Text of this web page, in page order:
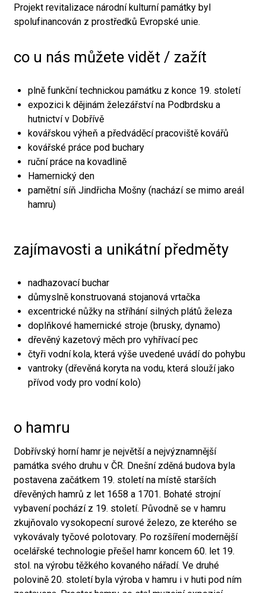
Projekt revitalizace národní kulturní památky byl
spolufinancován z prostředků Evropské unie.
co u nás můžete vidět / zažít
plně funkční technickou památku z konce 19. století
expozici k dějinám železářství na Podbrdsku a
hutnictví v Dobřívě
kovářskou výheň a předváděcí pracoviště kovářů
kovářské práce pod buchary
ruční práce na kovadlině
Hamernický den
pamětní síň Jindřicha Mošny (nachází se mimo areál
hamru)
zajímavosti a unikátní předměty
nadhazovací buchar
důmyslně konstruovaná stojanová vrtačka
excentrické nůžky na stříhání silných plátů železa
doplňkové hamernické stroje (brusky, dynamo)
dřevěný kazetový měch pro vyhřívací pec
čtyři vodní kola, která výše uvedené uvádí do pohybu
vantroky (dřevěná koryta na vodu, která slouží jako
přívod vody pro vodní kolo)
o hamru
Dobřívský horní hamr je největší a nejvýznamnější
památka svého druhu v ČR. Dnešní zděná budova byla
postavena začátkem 19. století na místě starších
dřevěných hamrů z let 1658 a 1701. Bohaté strojní
vybavení pochází z 19. století. Původně se v hamru
zkujňovalo vysokopecní surové železo, ze kterého se
vykovávaly tyčové polotovary. Po rozšíření modernější
ocelářské technologie přešel hamr koncem 60. let 19.
stol. na výrobu těžkého kovaného nářadí. Ve druhé
polovině 20. století byla výroba v hamru i v huti pod ním